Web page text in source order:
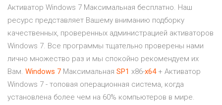
Активатор Windows 7 Максимальная бесплатно. Наш
ресурс представляет Вашему вниманию подборку
качественных, проверенных администрацией активаторов
Windows 7. Все программы тщательно проверены нами
лично множество раз и мы спокойно рекомендуем их
Вам. Windows 7 Максимальная SP1 x86-x64+ Активатор
Windows 7 - топовая операционная система, когда
установлена более чем на 60% компьютеров в мире.